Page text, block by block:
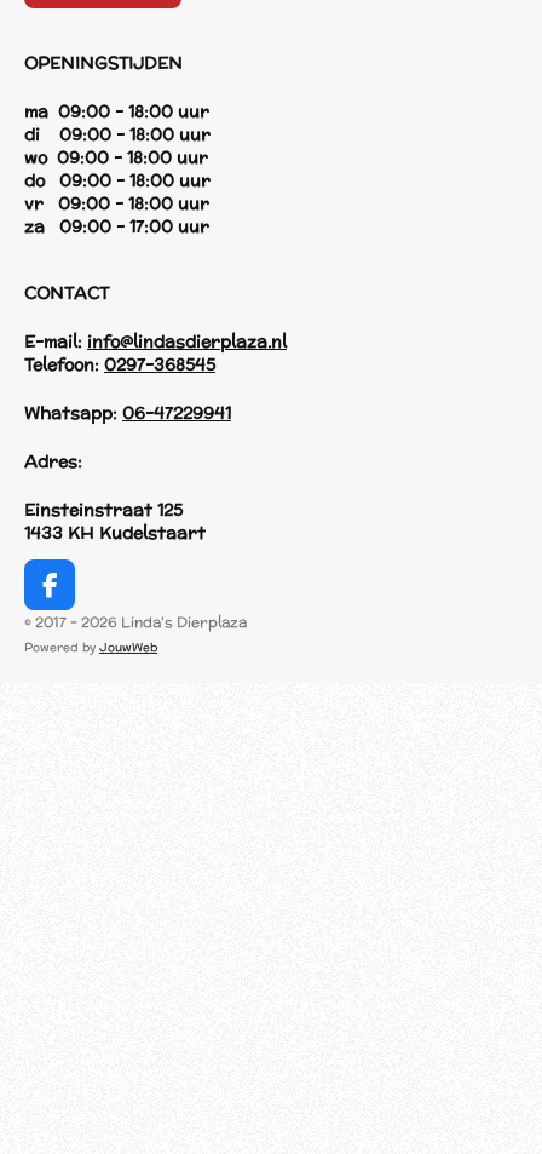
OPENINGSTIJDEN
ma 09:00 - 18:00 uur
di 09:00 - 18:00 uur
wo 09:00 - 18:00 uur
do 09:00 - 18:00 uur
vr 09:00 - 18:00 uur
za 09:00 - 17:00 uur
CONTACT
E-mail: info@lindasdierplaza.nl
Telefoon: 0297-368545
Whatsapp: 06-47229941
Adres:
Einsteinstraat 125
1433 KH Kudelstaart
F
a
c
© 2017 - 2026 Linda's Dierplaza
Powered by JouwWeb